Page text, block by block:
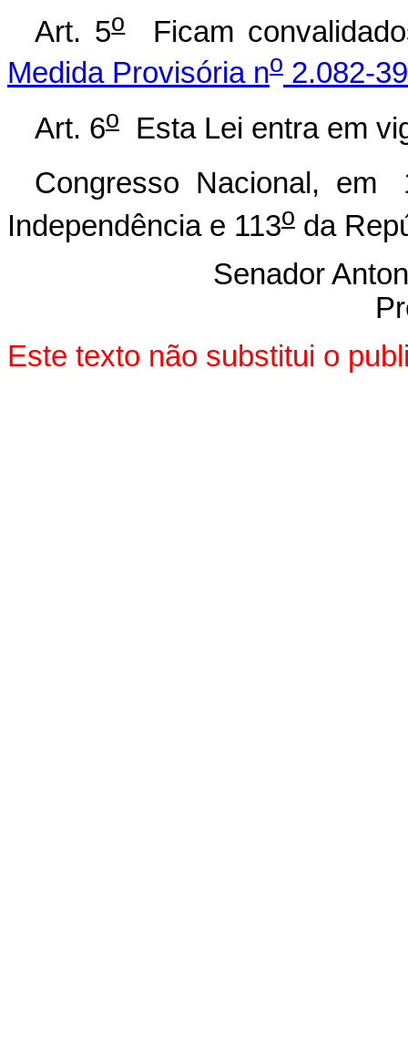
Art. 5oFicam
Medida Provisória no 2.082-
Art. 6o
Esta Lei entra em
Congresso Nacional, em
Independência e 113o da
Senador
Este texto não substitui o